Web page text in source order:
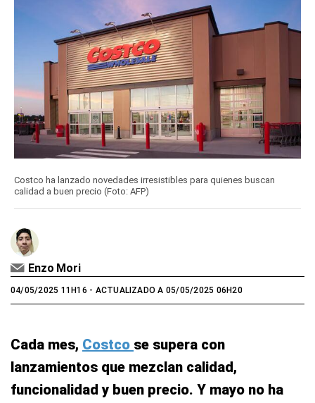
Costco ha lanzado novedades irresistibles para quienes buscan
calidad a buen precio (Foto: AFP)
Enzo Mori
04/05/2025 11H16 - ACTUALIZADO A 05/05/2025 06H20
Cada mes, Costco se supera con
lanzamientos que mezclan calidad,
funcionalidad y buen precio. Y mayo no ha